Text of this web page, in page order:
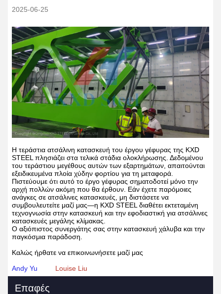
2025-06-25
Η τεράστια ατσάλινη κατασκευή του έργου γέφυρας της KXD
STEEL πλησιάζει στα τελικά στάδια ολοκλήρωσης. Δεδομένου
του τεράστιου μεγέθους αυτών των εξαρτημάτων, απαιτούνται
εξειδικευμένα πλοία χύδην φορτίου για τη μεταφορά.
Πιστεύουμε ότι αυτό το έργο γέφυρας σηματοδοτεί μόνο την
αρχή πολλών ακόμη που θα έρθουν. Εάν έχετε παρόμοιες
ανάγκες σε ατσάλινες κατασκευές, μη διστάσετε να
συμβουλευτείτε μαζί μας—η KXD STEEL διαθέτει εκτεταμένη
τεχνογνωσία στην κατασκευή και την εφοδιαστική για ατσάλινες
κατασκευές μεγάλης κλίμακας.
Ο αξιόπιστος συνεργάτης σας στην κατασκευή χάλυβα και την
παγκόσμια παράδοση.
Καλώς ήρθατε να επικοινωνήσετε μαζί μας
Andy Yu
Louise Liu
Επαφές